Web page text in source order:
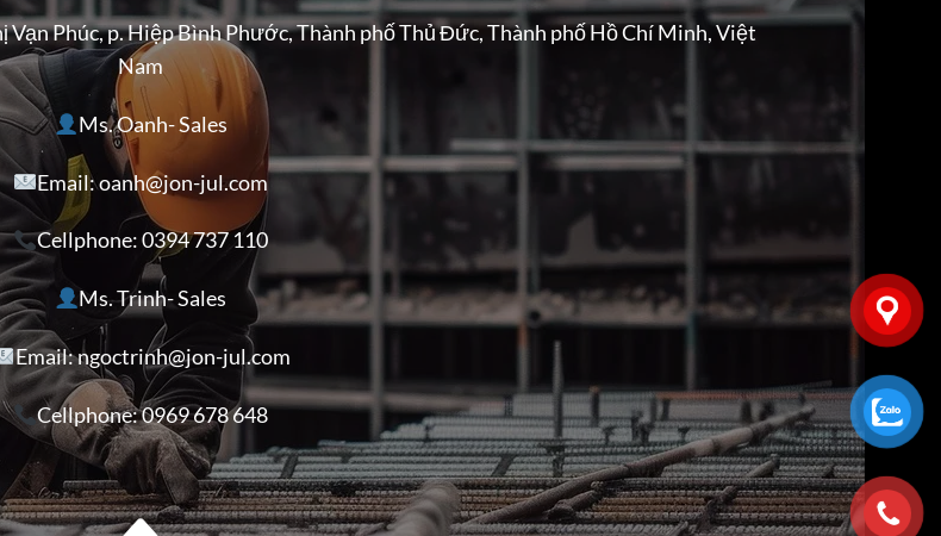
Vạn Phúc, p. Hiệp Bình Phước, Thành phố Thủ Đức, Thành phố Hồ Chí Minh, Việt
Nam
Ms. Oanh- Sales
Email: oanh@jon-jul.com
Cellphone:0394 737 110
Ms. Trinh- Sales
Email: ngoctrinh@jon-jul.com
Cellphone:0969 678 648